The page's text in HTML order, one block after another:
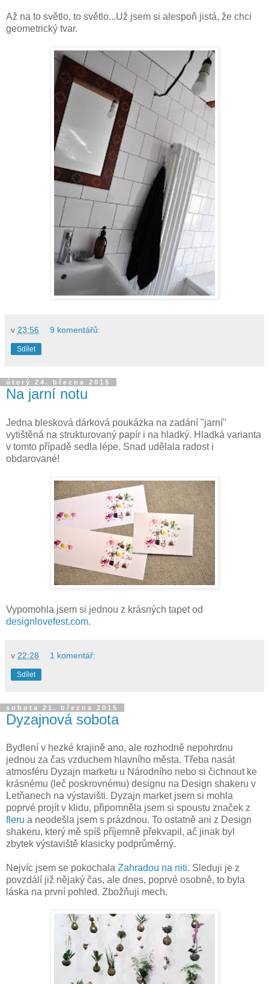
Až na to světlo, to světlo...Už jsem si alespoň jistá, že chci
geometrický tvar.
v 23:56 9 komentářů:
Sdílet
úterý 24. března 2015
Na jarní notu
Jedna blesková dárková poukázka na zadání "jarní"
vytištěná na strukturovaný papír i na hladký. Hladká varianta
v tomto případě sedla lépe. Snad udělala radost i
obdarované!
Vypomohla jsem si jednou z krásných tapet od
designlovefest.com.
v 22:28 1 komentář:
Sdílet
sobota 21. března 2015
Dyzajnová sobota
Bydlení v hezké krajině ano, ale rozhodně nepohrdnu
jednou za čas vzduchem hlavního města. Třeba nasát
atmosféru Dyzajn marketu u Národního nebo si čichnout ke
krásnému (leč poskrovnému) designu na Design shakeru v
Letňanech na výstavišti. Dyzajn market jsem si mohla
poprvé projít v klidu, připomněla jsem si spoustu značek z
fleru a neodešla jsem s prázdnou. To ostatně ani z Design
shakeru, který mě spíš příjemně překvapil, ač jinak byl
zbytek výstaviště klasicky podprůměrný.
Nejvíc jsem se pokochala Zahradou na niti. Sleduji je z
povzdálí již nějaký čas, ale dnes, poprvé osobně, to byla
láska na první pohled. Zbožňuji mech.